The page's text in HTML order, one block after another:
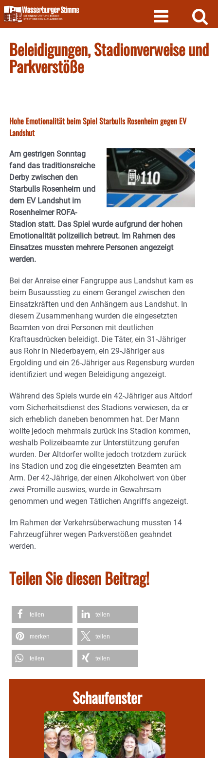
Skip
to
content
Beleidigungen, Stadionverweise und
Parkverstöße
Hohe Emotionalität beim Spiel Starbulls Rosenheim gegen EV
Landshut
Am gestrigen Sonntag
fand das traditionsreiche
Derby zwischen den
Starbulls Rosenheim und
dem EV Landshut im
Rosenheimer ROFA-
Stadion statt. Das Spiel wurde aufgrund der hohen
Emotionalität polizeilich betreut. Im Rahmen des
Einsatzes mussten mehrere Personen angezeigt
werden.
Bei der Anreise einer Fangruppe aus Landshut kam es
beim Busausstieg zu einem Gerangel zwischen den
Einsatzkräften und den Anhängern aus Landshut. In
diesem Zusammenhang wurden die eingesetzten
Beamten von drei Personen mit deutlichen
Kraftausdrücken beleidigt. Die Täter, ein 31-Jähriger
aus Rohr in Niederbayern, ein 29-Jähriger aus
Ergolding und ein 26-Jähriger aus Regensburg wurden
identifiziert und wegen Beleidigung angezeigt.
Während des Spiels wurde ein 42-Jähriger aus Altdorf
vom Sicherheitsdienst des Stadions verwiesen, da er
sich erheblich daneben benommen hat. Der Mann
wollte jedoch mehrmals zurück ins Stadion kommen,
weshalb Polizeibeamte zur Unterstützung gerufen
wurden. Der Altdorfer wollte jedoch trotzdem zurück
ins Stadion und zog die eingesetzten Beamten am
Arm. Der 42-Jährige, der einen Alkoholwert von über
zwei Promille auswies, wurde in Gewahrsam
genommen und wegen Tätlichen Angriffs angezeigt.
Im Rahmen der Verkehrsüberwachung mussten 14
Fahrzeugführer wegen Parkverstößen geahndet
werden.
Teilen Sie diesen Beitrag!
teilen teilen
merken teilen
teilen teilen
Schaufenster